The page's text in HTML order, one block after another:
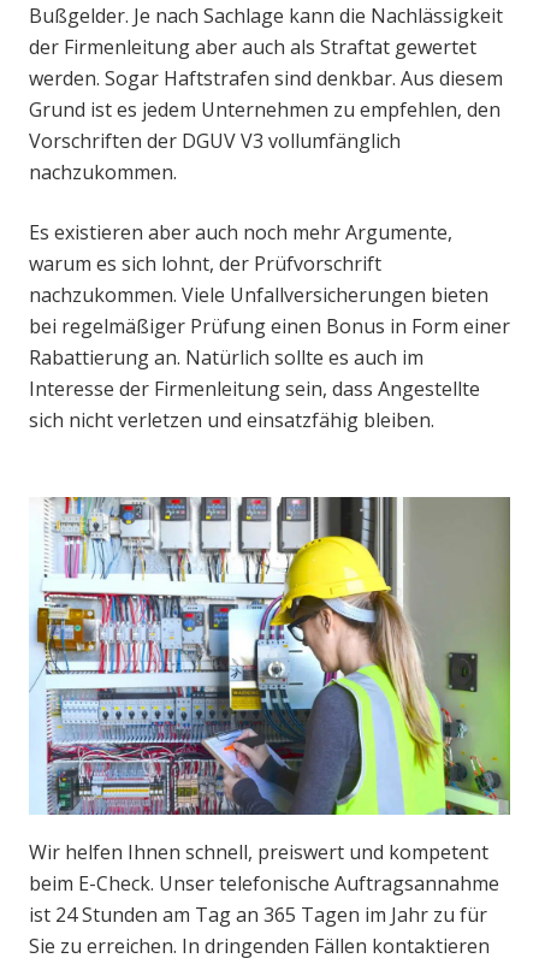
Bußgelder. Je nach Sachlage kann die Nachlässigkeit
der Firmenleitung aber auch als Straftat gewertet
werden. Sogar Haftstrafen sind denkbar. Aus diesem
Grund ist es jedem Unternehmen zu empfehlen, den
Vorschriften der DGUV V3 vollumfänglich
nachzukommen.
Es existieren aber auch noch mehr Argumente,
warum es sich lohnt, der Prüfvorschrift
nachzukommen. Viele Unfallversicherungen bieten
bei regelmäßiger Prüfung einen Bonus in Form einer
Rabattierung an. Natürlich sollte es auch im
Interesse der Firmenleitung sein, dass Angestellte
sich nicht verletzen und einsatzfähig bleiben.
Wir helfen Ihnen schnell, preiswert und kompetent
beim E-Check. Unser telefonische Auftragsannahme
ist 24 Stunden am Tag an 365 Tagen im Jahr zu für
Sie zu erreichen. In dringenden Fällen kontaktieren